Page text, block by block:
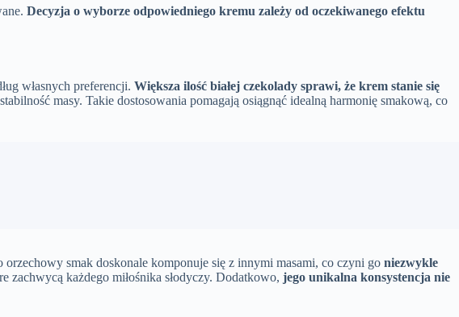
Decyzja o wyborze odpowiedniego kremu zależy od oczekiwanego efektu
własnych preferencji. Większa ilość białej czekolady sprawi, że krem stanie się
masy. Takie dostosowania pomagają osiągnąć idealną harmonię smakową, co
orzechowy smak doskonale komponuje się z innymi masami, co czyni go niezwykle
zachwycą każdego miłośnika słodyczy. Dodatkowo, jego unikalna konsystencja nie